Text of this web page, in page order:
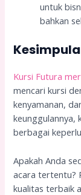
untuk
bahkan
Kursi Futura
mencari kursi
kenyamanan,
keunggulannya,
berbagai
Apakah Anda
acara tertentu?
kualitas terbaik